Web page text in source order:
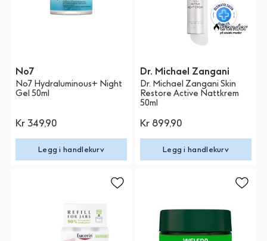
No7
No7 Hydraluminous+ Night
Gel 50ml
Kr 349,90
Legg i handlekurv
Dr. Michael Zangani
Dr. Michael Zangani Skin
Restore Active Nattkrem
50ml
Kr 899,90
Legg i handlekurv